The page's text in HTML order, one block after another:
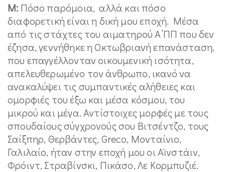
Μ: Πόσο παρόμοια, αλλά και πόσο
διαφορετική είναι η δική μου εποχή. Μέσα
από τις στάχτες του αιματηρού Α’ΠΠ που δεν
έζησα, γεννήθηκε η Οκτωβριανή επανάσταση,
που επαγγέλλονταν οικουμενική ισότητα,
απελευθερωμένο τον άνθρωπο, ικανό να
ανακαλύψει τις συμπαντικές αλήθειες και
ομορφιές του έξω και μέσα κόσμου, του
μικρού και μέγα. Αντίστοιχες μορφές με τους
σπουδαίους σύγχρονούς σου Βιτσέντζο, τους
Σαίξπηρ, Θερβάντες, Greco, Μονταίνιο,
Γαλιλαίο, ήταν στην εποχή μου οι Αϊνστάιν,
Φρόιντ, Στραβίνσκι, Πικάσο, Λε Κορμπυζιέ.